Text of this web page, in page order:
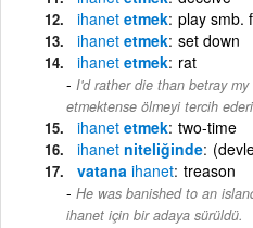
ihanet etmek play smb.
ihanet etmek set down
ihanet etmek rat
I'd rather die than betray
etmektense ölmeyi tercih
ihanet etmek two-time
ihanet niteliğinde
vatana ihanet treason
He was banished to an
ihanet için bir adaya sürüldü.